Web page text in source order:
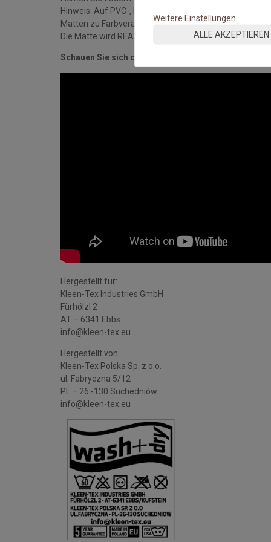
Hinweis: Auf PVC-, Linoleum-, Laminat- und
Matten zu Farbveränderungen der Oberflächen
Die Matte wird REACH-konform und nach DIN ISO
Schauen Sie sich das Video an:
Hergestellt für:
Kleen-Tex Industries GmbH
Fürhölzl 2
AT – 6341 Ebbs
info@kleen-tex.eu
Hergestellt von:
Kleen-Tex Polska Sp. z o.o.
ul. Fabryczna 5/12
PL – 26 -130 Suchedniów
info@kleen-tex.eu
Weitere Einstellungen
ALLE AKZEPTIEREN